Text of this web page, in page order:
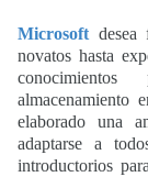
Microsoft desea
novatos hasta
almacenamiento
elaborado una
adaptarse a
introductorios